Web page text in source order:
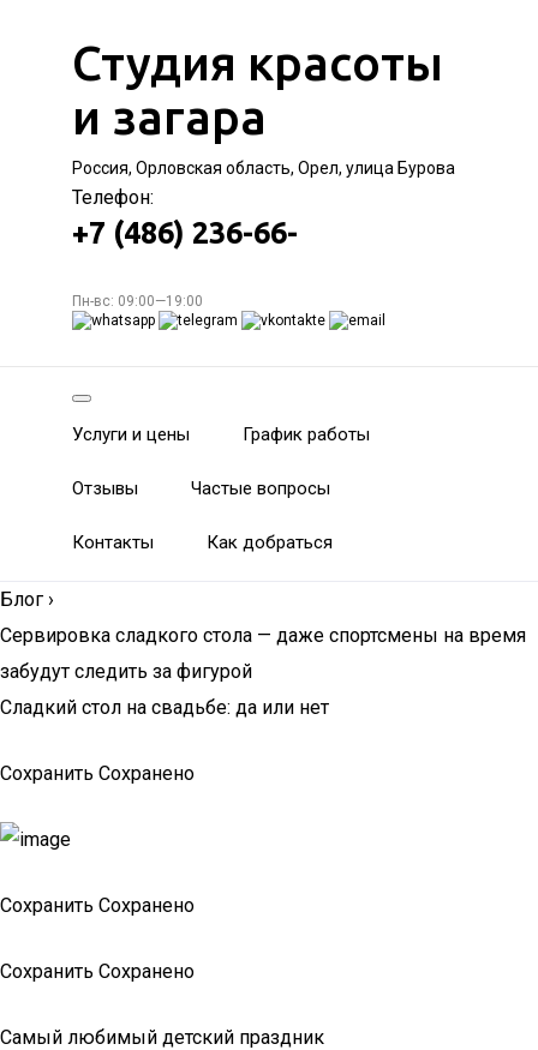
Студия красоты
и загара
Россия, Орловская область, Орел, улица Бурова
Телефон:
+7 (486) 236-66-
Пн-вс: 09:00—19:00
Услуги и цены График работы
Отзывы Частые вопросы
Контакты Как добраться
Блог ›
Сервировка сладкого стола — даже спортсмены на время
забудут следить за фигурой
Сладкий стол на свадьбе: да или нет
Сохранить Сохранено
Сохранить Сохранено
Сохранить Сохранено
Самый любимый детский праздник